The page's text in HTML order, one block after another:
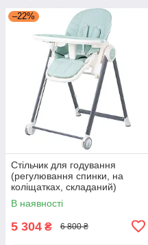
–22%
Стільчик для годування
(регулювання спинки, на
коліщатках, складаний)
FreeON SVEN Mint 31306
М'ятний
В наявності
5 304 ₴ 6 800 ₴